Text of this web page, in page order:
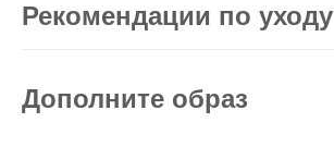
Рекомендации по уходу
Дополните образ